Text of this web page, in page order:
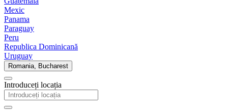
Mexic
Panama
Paraguay
Peru
Republica Dominicană
Uruguay
Romania, Bucharest
Introduceți locația